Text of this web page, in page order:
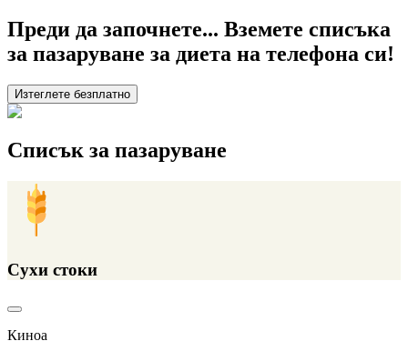
Преди да започнете... Вземете списъка
за пазаруване за диета на телефона си!
Изтеглете безплатно
Списък за пазаруване
Сухи стоки
Киноа